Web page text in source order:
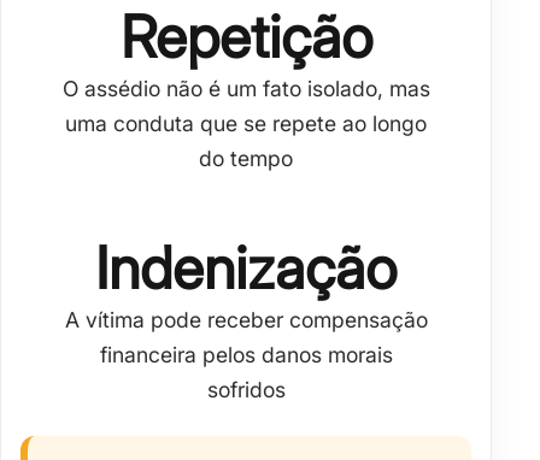
Repetição
O assédio não é um fato isolado, mas
uma conduta que se repete ao longo
do tempo
Indenização
A vítima pode receber compensação
financeira pelos danos morais
sofridos